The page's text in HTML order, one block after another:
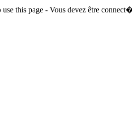
use this page - Vous devez être